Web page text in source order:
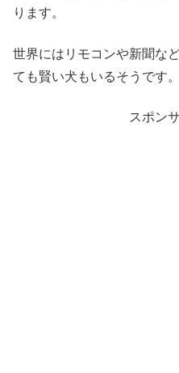
ります。
世界にはリモコンや新聞な
ても賢い犬もいるそうです。
スポン